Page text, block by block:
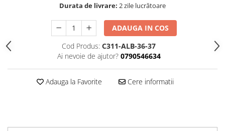
Durata de livrare: 2 zile lucrătoare
ADAUGA IN COS
Cod Produs: C311-ALB-36-37
Ai nevoie de ajutor? 0790546634
Adauga la Favorite Cere informatii